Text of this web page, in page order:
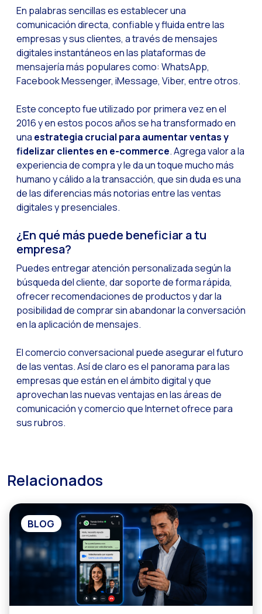
Simplifique os
Aproximar
OneMarketer
Bots, IA e
Otimize o
Fluxos do
Seasonalities:
Mobilidade
Expandindo os
Estar à frente das
Notificações
Pesquisa de
Recapitulando a
Aumentando a
Validação
En palabras sencillas es establecer una
comunicación directa, confiable y fluida entre las
empresas y sus clientes, a través de mensajes
digitales instantáneos en las plataformas de
mensajería más populares como: WhatsApp,
Facebook Messenger, iMessage, Viber, entre otros.
Este concepto fue utilizado por primera vez en el
2016 y en estos pocos años se ha transformado en
una estrategia crucial para aumentar ventas y
fidelizar clientes en e-commerce. Agrega valor a la
experiencia de compra y le da un toque mucho más
humano y cálido a la transacción, que sin duda es una
de las diferencias más notorias entre las ventas
digitales y presenciales.
¿En qué más puede beneficiar a tu
empresa?
Puedes entregar atención personalizada según la
búsqueda del cliente, dar soporte de forma rápida,
ofrecer recomendaciones de productos y dar la
posibilidad de comprar sin abandonar la conversación
en la aplicación de mensajes.
El comercio conversacional puede asegurar el futuro
de las ventas. Así de claro es el panorama para las
empresas que están en el ámbito digital y que
aprovechan las nuevas ventajas en las áreas de
comunicación y comercio que Internet ofrece para
sus rubros.
Relacionados
BLOG